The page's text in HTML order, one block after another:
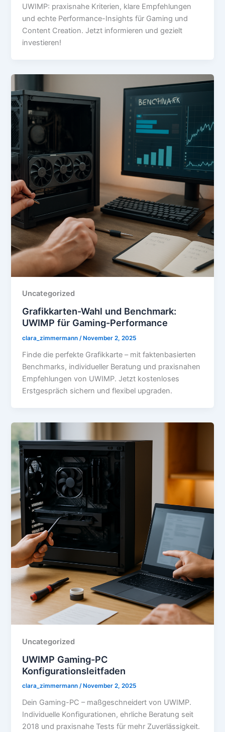
UWIMP: praxisnahe Kriterien, klare Empfehlungen
und echte Performance-Insights für Gaming und
Content Creation. Jetzt informieren und gezielt
investieren!
Uncategorized
Grafikkarten-Wahl und Benchmark:
UWIMP für Gaming-Performance
clara_zimmermann/ November 2, 2025
Finde die perfekte Grafikkarte – mit faktenbasierten
Benchmarks, individueller Beratung und praxisnahen
Empfehlungen von UWIMP. Jetzt kostenloses
Erstgespräch sichern und flexibel upgraden.
Uncategorized
UWIMP Gaming-PC
Konfigurationsleitfaden
clara_zimmermann/ November 2, 2025
Dein Gaming-PC – maßgeschneidert von UWIMP.
Individuelle Konfigurationen, ehrliche Beratung seit
2018 und praxisnahe Tests für mehr Zuverlässigkeit.